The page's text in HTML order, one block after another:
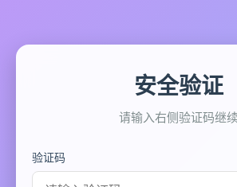
安全验证
请输入右侧验证码继续
验证码